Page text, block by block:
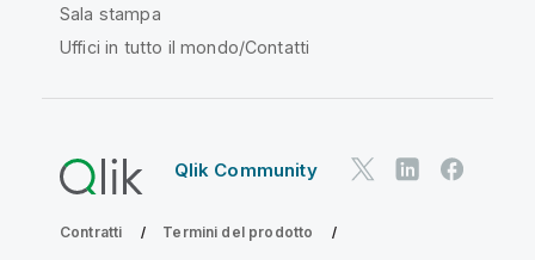
Sala stampa
Uffici in tutto il mondo/Contatti
Qlik Community
Contratti
Termini del prodotto